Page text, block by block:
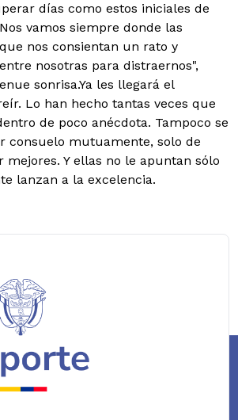
días como estos iniciales de
vamos siempre donde las
nos consientan un rato y
nosotras para distraernos",
sonrisa.Ya les llegará el
Lo han hecho tantas veces que
de poco anécdota. Tampoco se
consuelo mutuamente, solo de
mejores. Y ellas no le apuntan sólo
lanzan a la excelencia.